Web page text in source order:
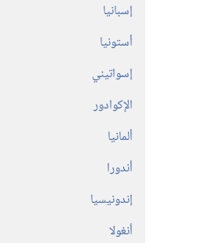
إسبانيا
أستونيا
إسواتيني
الإكوادور
ألمانيا
أندورا
إندونيسيا
أنغولا